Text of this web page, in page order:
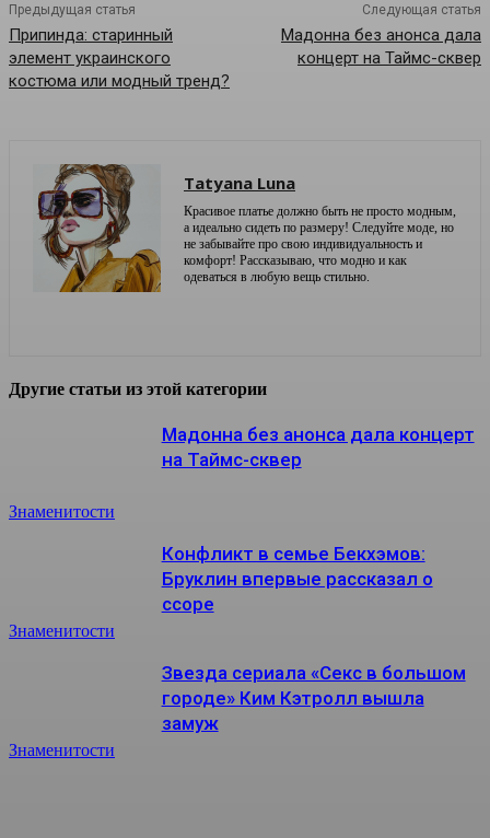
Предыдущая статья
Припинда: старинный
элемент украинского
костюма или модный тренд?
Следующая статья
Мадонна без анонса дала
концерт на Таймс-сквер
Tatyana Luna
Красивое платье должно быть не просто модным,
а идеально сидеть по размеру! Следуйте моде, но
не забывайте про свою индивидуальность и
комфорт! Рассказываю, что модно и как
одеваться в любую вещь стильно.
Другие статьи из этой категории
Знаменитости
Мадонна без анонса дала концерт
на Таймс-сквер
Знаменитости
Конфликт в семье Бекхэмов:
Бруклин впервые рассказал о
ссоре
Знаменитости
Звезда сериала «Секс в большом
городе» Ким Кэтролл вышла
замуж